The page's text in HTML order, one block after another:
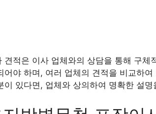
견적은 이사 업체와의 상담을 통해 구
어야 하며, 여러 업체의 견적을 비교하
이 있다면, 업체와 상의하여 명확한 설